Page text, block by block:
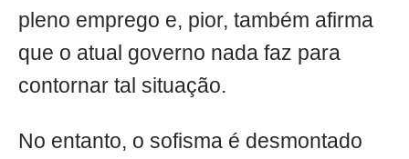
pleno emprego e, pior, também afirma
que o atual governo nada faz para
contornar tal situação.
No entanto, o sofisma é desmontado